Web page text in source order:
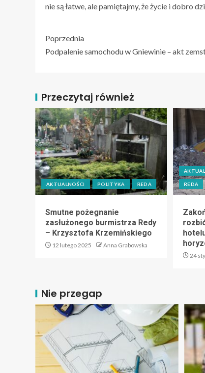
nie są łatwe, ale pamiętajmy, że życie i dobro
Poprzednia
Podpalenie samochodu w Gniewinie – akt
Przeczytaj również
AKTUALNOŚCI POLITYKA REDA
Smutne pożegnanie
zasłużonego burmistrza Redy
– Krzysztofa Krzemińskiego
12 lutego 2025 Anna Grabowska
REDA
24
Nie przegap